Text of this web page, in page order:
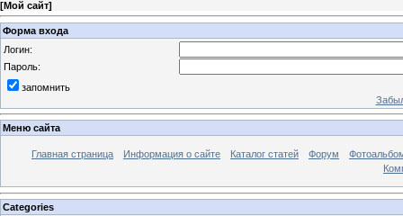
[Мой сайт]
Форма входа
Логин:
Пароль:
запомнить
Меню сайта
Главная страница Информация о сайте Каталог статей Форум
Categories